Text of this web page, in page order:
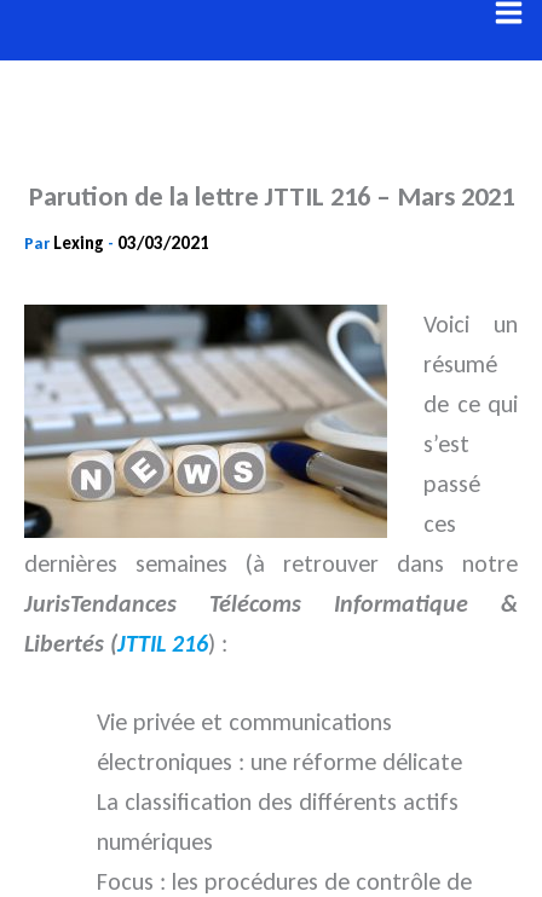
au
Parution de la lettre JTTIL 216 – Mars 2021
Par Lexing - 03/03/2021
Voici un
résumé
de ce qui
s’est
passé
ces
dernières semaines (à retrouver dans notre
JurisTendances Télécoms Informatique &
Libertés (JTTIL 216) :
Vie privée et communications
électroniques : une réforme délicate
La classification des différents actifs
numériques
Focus : les procédures de contrôle de